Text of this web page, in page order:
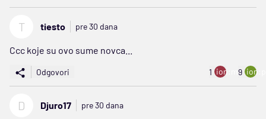
T tiesto pre 30 dana
Ccc koje su ovo sume novca...
Odgovori 1 ion:minus
9
D Djuro17 pre 30 dana